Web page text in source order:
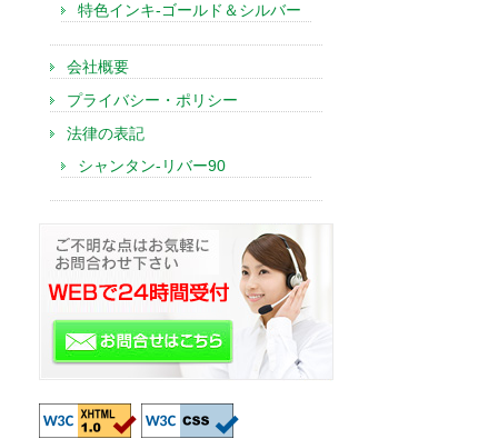
特色インキ-ゴールド＆シルバー
会社概要
プライバシー・ポリシー
法律の表記
シャンタン-リバー90